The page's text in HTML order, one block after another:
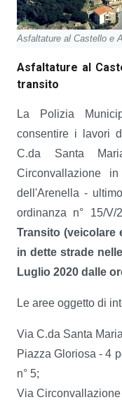
Asfaltature al Castello e
Asfaltature al
transito
La Polizia
consentire i lavori
C.da Santa
Circonvallazione
dell'Arenella -
ordinanza n° 15/
Transito (veicolare
in dette strade
Luglio 2020 dalle
Le aree oggetto di
Via C.da Santa
Piazza Gloriosa - 4
n° 5;
Via